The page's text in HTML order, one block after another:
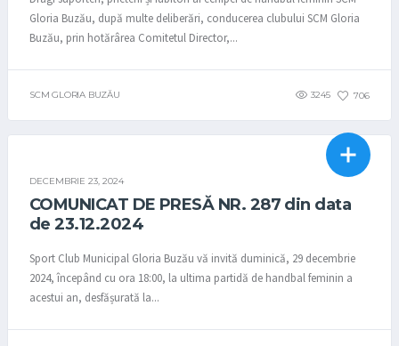
Gloria Buzău, după multe deliberări, conducerea clubului SCM Gloria
Buzău, prin hotărârea Comitetul Director,...
SCM GLORIA BUZĂU 3245 706
DECEMBRIE 23, 2024
COMUNICAT DE PRESĂ NR. 287 din data
de 23.12.2024
Sport Club Municipal Gloria Buzău vă invită duminică, 29 decembrie
2024, începând cu ora 18:00, la ultima partidă de handbal feminin a
acestui an, desfășurată la...